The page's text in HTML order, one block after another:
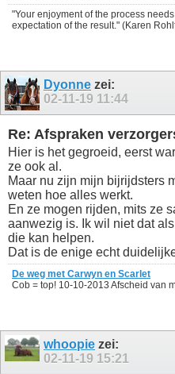
"Your enjoyment of the process
expectation of the result." (Karen
Dyonne zei:
02-11-19 11:44
Re: Afspraken
Hier is het gegroeid, eerst
ze ook al.
Maar nu zijn mijn bijrijdsters
weten hoe alles werkt.
En ze mogen rijden, mits ze
aanwezig is. Ik wil niet dat
die kan helpen.
Dat is de enige echt
De weg met Carwyn en Scarlet
Cob = top! 10-10-2013 Afscheid van
whoopie zei:
02-11-19 15:21